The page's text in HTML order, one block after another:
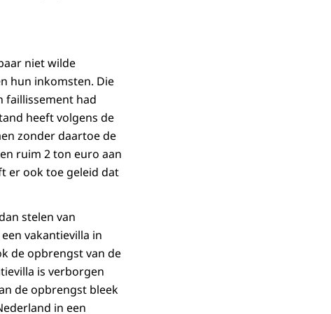
niet wilde
hun inkomsten. Die
faillissement had
heeft volgens de
zonder daartoe de
ruim 2 ton euro aan
er ook toe geleid dat
stelen van
vakantievilla in
de opbrengst van de
is verborgen
de opbrengst bleek
in een